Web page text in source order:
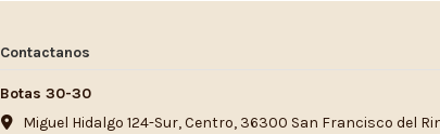
Contactanos
Botas 30-30
Miguel Hidalgo 124-Sur, Centro, 36300 San Francisco del